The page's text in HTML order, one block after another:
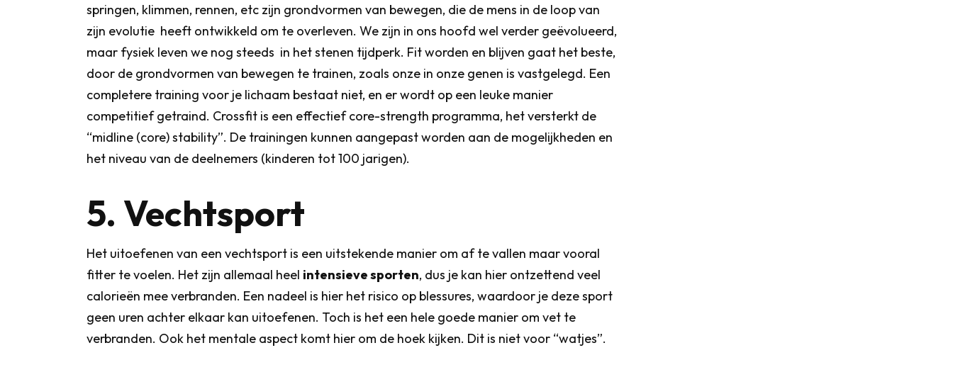
springen, klimmen, rennen, etc zijn grondvormen van bewegen, die de mens in de loop van
zijn evolutie heeft ontwikkeld om te overleven. We zijn in ons hoofd wel verder geëvolueerd,
maar fysiek leven we nog steeds in het stenen tijdperk. Fit worden en blijven gaat het beste,
door de grondvormen van bewegen te trainen, zoals onze in onze genen is vastgelegd. Een
completere training voor je lichaam bestaat niet, en er wordt op een leuke manier
competitief getraind. Crossfit is een effectief core-strength programma, het versterkt de
“midline (core) stability”. De trainingen kunnen aangepast worden aan de mogelijkheden en
het niveau van de deelnemers (kinderen tot 100 jarigen).
5. Vechtsport
Het uitoefenen van een vechtsport is een uitstekende manier om af te vallen maar vooral
fitter te voelen. Het zijn allemaal heel intensieve sporten, dus je kan hier ontzettend veel
calorieën mee verbranden. Een nadeel is hier het risico op blessures, waardoor je deze sport
geen uren achter elkaar kan uitoefenen. Toch is het een hele goede manier om vet te
verbranden. Ook het mentale aspect komt hier om de hoek kijken. Dit is niet voor “watjes”.